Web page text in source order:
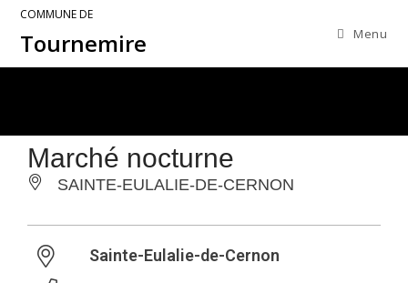
COMMUNE DE
Tournemire Menu
Marché nocturne
SAINTE-EULALIE-DE-CERNON
Sainte-Eulalie-de-Cernon